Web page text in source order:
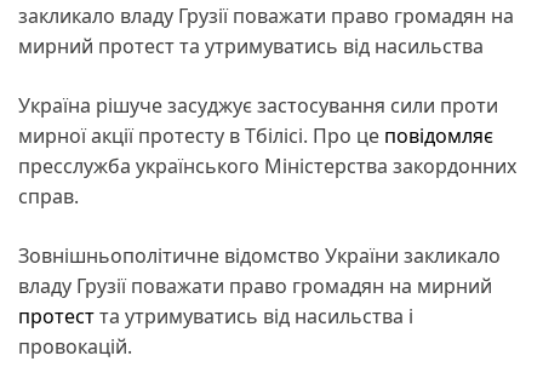
закликало владу Грузії поважати право громадян на
мирний протест та утримуватись від насильства
Україна рішуче засуджує застосування сили проти
мирної акції протесту в Тбілісі. Про це повідомляє
пресслужба українського Міністерства закордонних
справ.
Зовнішньополітичне відомство України закликало
владу Грузії поважати право громадян на мирний
протестта утримуватись від насильства і
провокацій.